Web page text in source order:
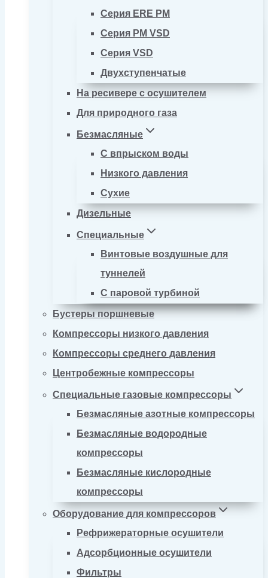
Серия ERE PM
Серия PM VSD
Серия VSD
Двухступенчатые
На ресивере с осушителем
Для природного газа
Безмасляные
С впрыском воды
Низкого давления
Сухие
Дизельные
Специальные
Винтовые воздушные для
туннелей
С паровой турбиной
Бустеры поршневые
Компрессоры низкого давления
Компрессоры среднего давления
Центробежные компрессоры
Специальные газовые компрессоры
Безмасляные азотные компрессоры
Безмасляные водородные
компрессоры
Безмасляные кислородные
компрессоры
Оборудование для компрессоров
Рефрижераторные осушители
Адсорбционные осушители
Фильтры